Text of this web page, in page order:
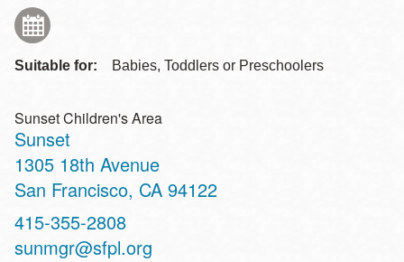
Suitable for: Babies, Toddlers or Preschoolers
Sunset Children's Area
Sunset
Address
1305 18th Avenue
San Francisco, CA 94122
Contact
Telephone
415-355-2808
sunmgr@sfpl.org